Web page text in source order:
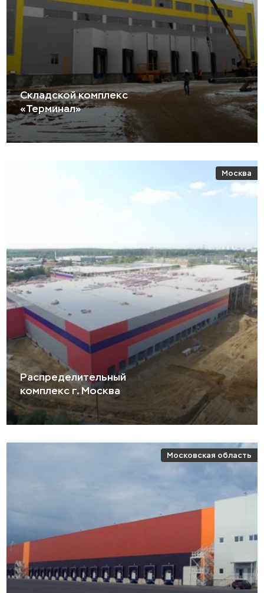
Складской комплекс
«Терминал»
Москва
Распределительный
комплекс г. Москва
Московская область